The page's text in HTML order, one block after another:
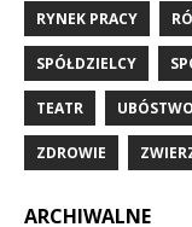
RYNEK PRACY
SPÓŁDZIELCY
TEATR UBÓSTWO
ZDROWIE
ARCHIWALNE